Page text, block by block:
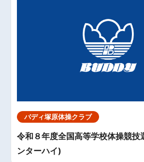
バディ塚原体操クラブ
令和８年度全国高等学校体操競技
ンターハイ)